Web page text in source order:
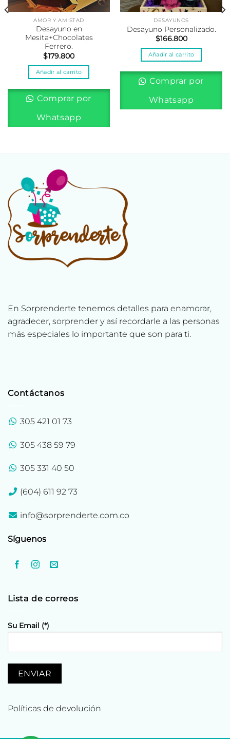
AMOR Y AMISTAD
Desayuno en
Mesita+Chocolates
Ferrero.
$179.800
Añadir al carrito
Comprar por
Whatsapp
DESAYUNOS
Desayuno Personalizado.
$166.800
Añadir al carrito
Comprar por
Whatsapp
En Sorprenderte tenemos detalles para enamorar,
agradecer, sorprender y así recordarle a las personas
más especiales lo importante que son para ti.
Contáctanos
305 421 01 73
305 438 59 79
305 331 40 50
(604) 611 92 73
info@sorprenderte.com.co
Síguenos
Lista de correos
Su Email (*)
Políticas de devolución